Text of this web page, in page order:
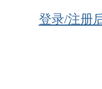
登录/注册